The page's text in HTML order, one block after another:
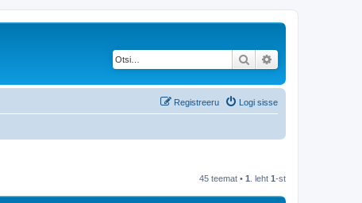
Otsi
Logi sisse
Registreeru
45 teemat • 1 . leht 1-st